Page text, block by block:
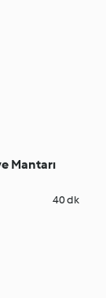
Mantarı
40 dk